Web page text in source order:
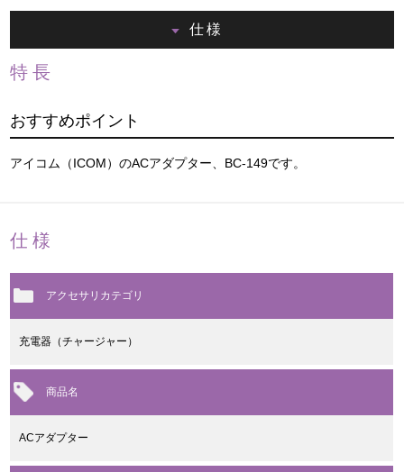
仕様
特長
おすすめポイント
アイコム（ICOM）のACアダプター、BC-149です。
仕様
アクセサリカテゴリ
充電器（チャージャー）
商品名
ACアダプター